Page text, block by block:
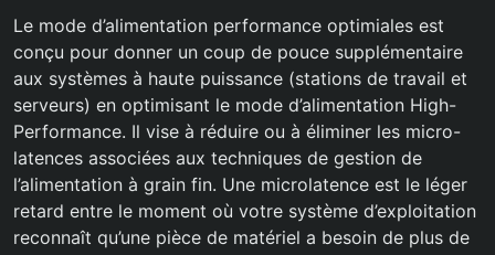
Le mode d’alimentation performance optimiales est
conçu pour donner un coup de pouce supplémentaire
aux systèmes à haute puissance (stations de travail et
serveurs) en optimisant le mode d’alimentation High-
Performance. Il vise à réduire ou à éliminer les micro-
latences associées aux techniques de gestion de
l’alimentation à grain fin. Une microlatence est le léger
retard entre le moment où votre système d’exploitation
reconnaît qu’une pièce de matériel a besoin de plus de